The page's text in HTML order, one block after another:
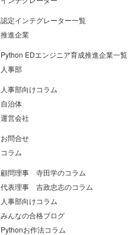
認定インテグレーター一覧
推進企業
Python EDエンジニア育成推進企業一覧
人事部
人事部向けコラム
自治体
運営会社
お問合せ
コラム
顧問理事 寺田学のコラム
代表理事 吉政忠志のコラム
人事部向けコラム
みんなの合格ブログ
Pythonお作法コラム